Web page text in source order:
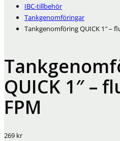
IBC-tillbehör
Tankgenomföringar
Tankgenomföring QUICK 1″ –
QUICK 1″ –
FPM
269 kr